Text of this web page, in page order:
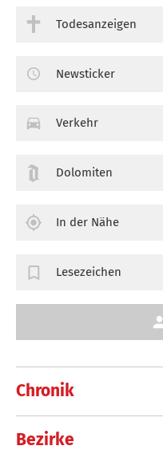
Chronik
Bezirke
Todesanzeigen
Newsticker
Verkehr
Dolomiten
In der Nähe
Lesezeichen